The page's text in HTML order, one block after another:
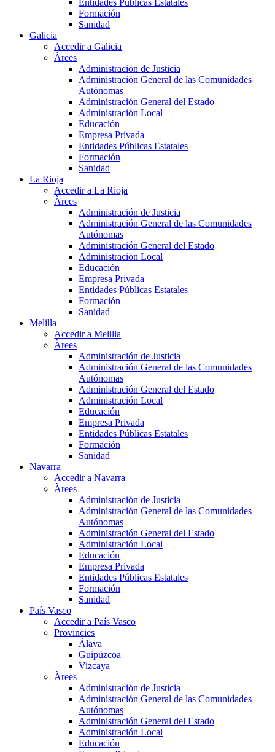
Entidades Públicas Estatales
Formación
Sanidad
Galicia
Accedir a Galicia
Àrees
Administración de Justicia
Administración General de las Comunidades
Autónomas
Administración General del Estado
Administración Local
Educación
Empresa Privada
Entidades Públicas Estatales
Formación
Sanidad
La Rioja
Accedir a La Rioja
Àrees
Administración de Justicia
Administración General de las Comunidades
Autónomas
Administración General del Estado
Administración Local
Educación
Empresa Privada
Entidades Públicas Estatales
Formación
Sanidad
Melilla
Accedir a Melilla
Àrees
Administración de Justicia
Administración General de las Comunidades
Autónomas
Administración General del Estado
Administración Local
Educación
Empresa Privada
Entidades Públicas Estatales
Formación
Sanidad
Navarra
Accedir a Navarra
Àrees
Administración de Justicia
Administración General de las Comunidades
Autónomas
Administración General del Estado
Administración Local
Educación
Empresa Privada
Entidades Públicas Estatales
Formación
Sanidad
País Vasco
Accedir a País Vasco
Províncies
Álava
Guipúzcoa
Vizcaya
Àrees
Administración de Justicia
Administración General de las Comunidades
Autónomas
Administración General del Estado
Administración Local
Educación